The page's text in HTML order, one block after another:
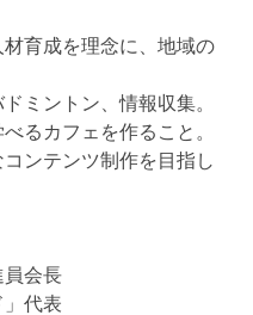
育成を理念に、地域の
ミントン、情報収集。
るカフェを作ること。
ンテンツ制作を目指し
員会長
代表